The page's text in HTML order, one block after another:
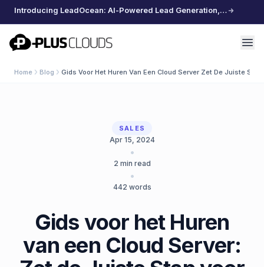
Introducing LeadOcean: AI-Powered Lead Generation, Curated Data, Effortless Scaling
PlusClouds
Home Blog Gids Voor Het Huren Van Een Cloud Server Zet De Juiste
SALES
Apr 15, 2024
•
2 min read
•
442 words
Gids voor het Huren
van een Cloud Server: